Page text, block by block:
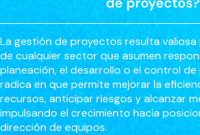
La gestión de proyectos resulta
de cualquier sector que asumen
planeación, el desarrollo o el control de
radica en que permite mejorar la
recursos, anticipar riesgos y alcanzar
impulsando el crecimiento hacia
dirección de equipos.